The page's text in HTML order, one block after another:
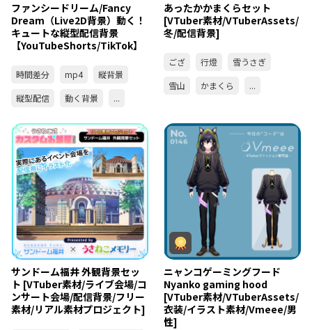
ファンシードリーム/Fancy
Dream（Live2D背景）動く！
キュートな縦型配信背景
【YouTubeShorts/TikTok】
時間差分 mp4
縦背景
縦型配信
動く背景 ...
あったかかまくらセット
[VTuber素材/VTuberAssets/
冬/配信背景]
ござ 行燈
雪うさぎ
雪山
かまくら ...
サンドーム福井 外観背景セッ
ト [VTuber素材/ライブ会場/コ
ンサート会場/配信背景/フリー
素材/リアル素材プロジェクト]
ニャンコゲーミングフード
Nyanko gaming hood
[VTuber素材/VTuberAssets/
衣装/イラスト素材/Vmeee/男
性]